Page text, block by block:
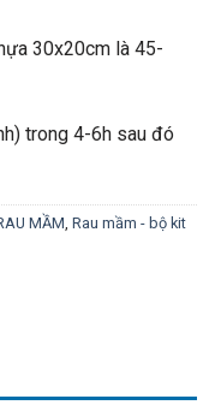
30x20cm là 45-
trong 4-6h sau đó
MẦM Rau mầm - bộ kit